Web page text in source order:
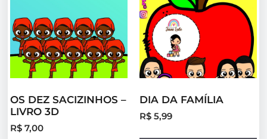
OS DEZ SACIZINHOS –
LIVRO 3D
R$ 7,00
DIA DA FAMÍLIA
R$ 5,99